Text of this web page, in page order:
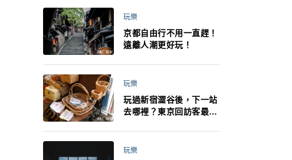
法！
玩樂
京都自由行不用一直趕！
遠離人潮更好玩！
玩樂
玩過新宿澀谷後，下一站
去哪裡？東京回訪客最推
玩樂